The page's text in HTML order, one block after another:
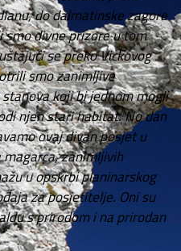
do dalmatinske zagore
divne prizore u tom
se preko Vickovog
smo zanimljive
koji bi jednom mogli
njen stari habitat. No dan
ovaj divan posjet u
zanimljivih
u opskrbi planinarskog
za posjetitelje. Oni su
s prirodom i na prirodan